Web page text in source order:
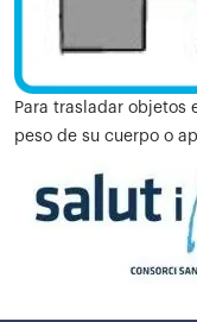
Para trasladar objetos
peso de su cuerpo o